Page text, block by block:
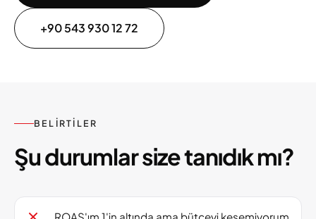
+90 543 930 12 72
BELIRTILER
Şu durumlar size tanıdık mı?